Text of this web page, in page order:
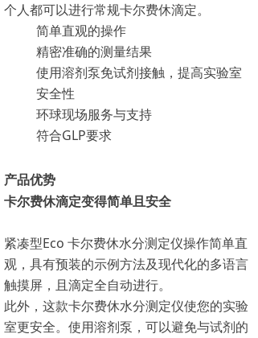
个人都可以进行常规卡尔费休滴定。
简单直观的操作
精密准确的测量结果
使用溶剂泵免试剂接触，提高实验室
安全性
环球现场服务与支持
符合GLP要求
产品优势
卡尔费休滴定变得简单且安全
紧凑型Eco 卡尔费休水分测定仪操作简单直
观，具有预装的示例方法及现代化的多语言
触摸屏，且滴定全自动进行。
此外，这款卡尔费休水分测定仪使您的实验
室更安全。使用溶剂泵，可以避免与试剂的